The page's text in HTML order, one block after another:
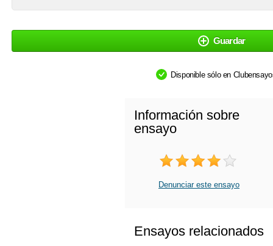
Guardar
Disponible sólo en
Información sobre
ensayo
Denunciar este ensayo
Ensayos relacionados